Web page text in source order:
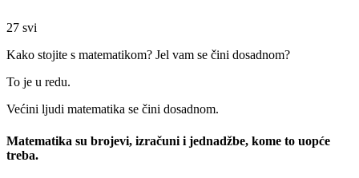
27 svi
Kako stojite s matematikom? Jel vam se čini dosadnom?
To je u redu.
Većini ljudi matematika se čini dosadnom.
Matematika su brojevi, izračuni i jednadžbe, kome to uopće
treba.